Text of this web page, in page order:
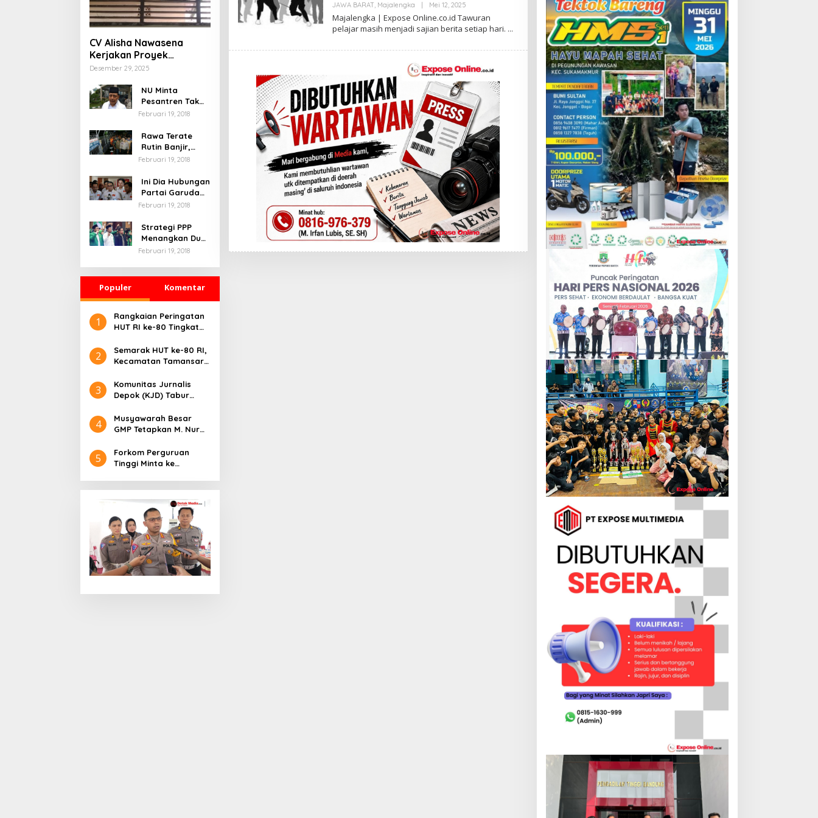
CV Alisha Nawasena
Kerjakan Proyek
Rehabilitasi SDN Ratu
Langgar RAB
Desember 29, 2025
NU Minta
Pesantren Tak
Terprovokasi
Februari 19, 2018
Rawa Terate
Rutin Banjir,
Anies Bakal Cek
Februari 19, 2018
Ini Dia Hubungan
Partai Garuda
dengan
Februari 19, 2018
Strategi PPP
Menangkan Duet
Ganjar dan Gus
Februari 19, 2018
Populer Komentar
1
Rangkaian Peringatan
HUT RI ke-80 Tingkat
Berlangsung Meriah
2
Semarak HUT ke-80 RI,
Kecamatan Tamansari
Lapangan Kemang
3
Komunitas Jurnalis
Depok (KJD) Tabur
Hut Kemerdekaan RI
ke-80
4
Musyawarah Besar
GMP Tetapkan M. Nur
Umum periode 2025-
2028
5
Forkom Perguruan
Tinggi Minta ke
JAWA BARAT, Majalengka Mei 12, 2025
E
H
A
N
L
U
I
Majalengka | Expose Online.co.id Tawuran
pelajar masih menjadi sajian berita setiap hari.